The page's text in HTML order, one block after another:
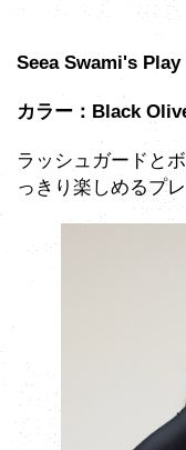
Seea Swami's
カラー：Black
ラッシュガードと
っきり楽しめるプ